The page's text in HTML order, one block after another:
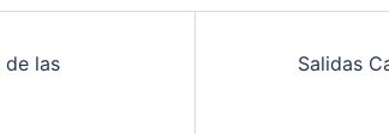
de las
Salidas